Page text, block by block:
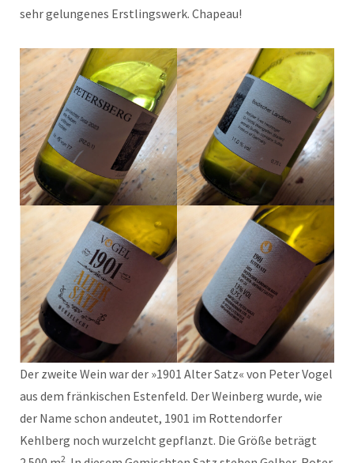
sehr gelungenes Erstlingswerk. Chapeau!
Der zweite Wein war der »1901 Alter Satz« von Peter Vogel
aus dem fränkischen Estenfeld. Der Weinberg wurde, wie
der Name schon andeutet, 1901 im Rottendorfer
Kehlberg noch wurzelcht gepflanzt. Die Größe beträgt
2